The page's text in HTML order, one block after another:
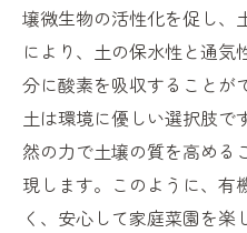
適切な保水と排
有機培養土の水
バランスの取れ
初心者必見！有機培
果
有機培養土によ
壌微生物の活性化を促し、
により、土の保水性と通気
分に酸素を吸収することが
土は環境に優しい選択肢で
然の力で土壌の質を高める
現します。このように、有
く、安心して家庭菜園を